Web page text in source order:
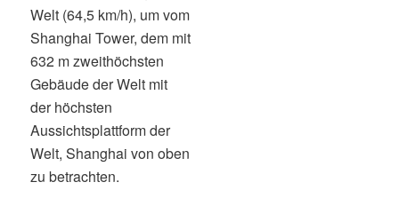
Welt (64,5 km/h), um vom
Shanghai Tower, dem mit
632 m zweithöchsten
Gebäude der Welt mit
der höchsten
Aussichtsplattform der
Welt, Shanghai von oben
zu betrachten.